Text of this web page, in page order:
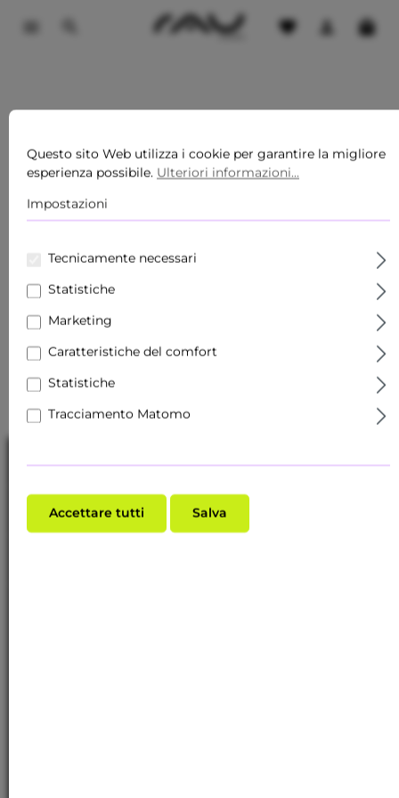
principale
La tua lista dei desideri è vuota
Tieni d'occhio i prodotti che ti piacciono aggiungendoli
alla tua lista dei desideri.
Linea telefonica di assistenza
Servizio clienti
Questo sito Web utilizza i cookie per garantire la migliore
esperienza possibile. Ulteriori informazioni...
Impostazioni
Tecnicamente necessari
Statistiche
Marketing
Caratteristiche del comfort
Statistiche
Tracciamento Matomo
Accettare tutti Salva